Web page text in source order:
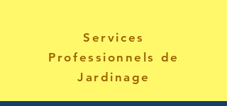
Services
Professionnels de
Jardinage